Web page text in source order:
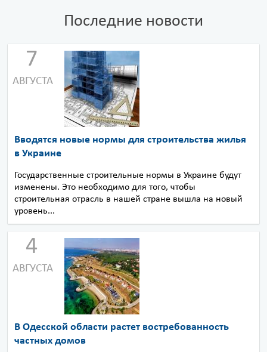
Последние новости
7
АВГУСТА
Вводятся новые нормы для строительства жилья
в Украине
Государственные строительные нормы в Украине будут
изменены. Это необходимо для того, чтобы
строительная отрасль в нашей стране вышла на новый
уровень...
4
АВГУСТА
В Одесской области растет востребованность
частных домов